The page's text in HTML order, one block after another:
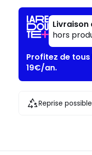
hors
Profitez de
19€/an.
Reprise